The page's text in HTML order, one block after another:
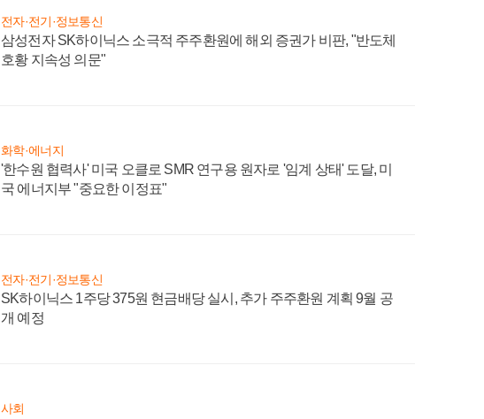
전자·전기·정보통신
삼성전자 SK하이닉스 소극적 주주환원에 해외 증권가 비판, "반도체
호황 지속성 의문"
화학·에너지
'한수원 협력사' 미국 오클로 SMR 연구용 원자로 '임계 상태' 도달, 미
국 에너지부 "중요한 이정표"
전자·전기·정보통신
SK하이닉스 1주당 375원 현금배당 실시, 추가 주주환원 계획 9월 공
개 예정
사회